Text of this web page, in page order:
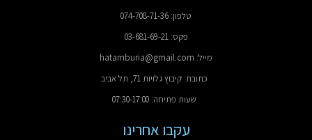
טלפון: 074-708-71-36
פקס: 03-681-69-21
מייל: hatamburia@gmail.com
כתובת: קיבוץ גלויות 71, תל אביב
שעות פתיחה: 07:30-17:00
עקבו אחרינו